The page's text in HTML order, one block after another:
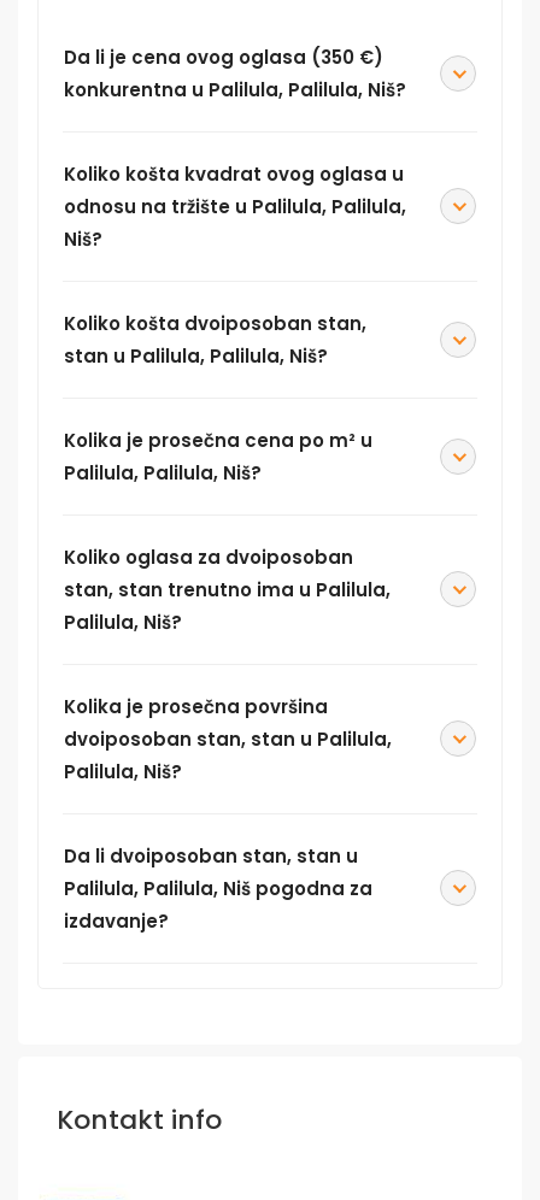
Da li je cena ovog oglasa (350 €)
konkurentna u Palilula, Palilula, Niš?
Koliko košta kvadrat ovog oglasa u
odnosu na tržište u Palilula, Palilula,
Niš?
Koliko košta dvoiposoban stan,
stan u Palilula, Palilula, Niš?
Kolika je prosečna cena po m² u
Palilula, Palilula, Niš?
Koliko oglasa za dvoiposoban
stan, stan trenutno ima u Palilula,
Palilula, Niš?
Kolika je prosečna površina
dvoiposoban stan, stan u Palilula,
Palilula, Niš?
Da li dvoiposoban stan, stan u
Palilula, Palilula, Niš pogodna za
izdavanje?
Kontakt info